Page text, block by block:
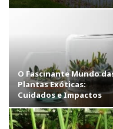
O Fascinante Mundo
Plantas Exóticas:
Cuidados e Impactos